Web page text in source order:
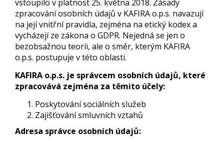
vstoupilo v platnost 25. května 2018. Zásady
zpracování osobních údajů v KAFIRA o.p.s. navazují
na její vnitřní pravidla, zejména na etický kodex a
vycházejí ze zákona o GDPR. Nejedná se jen o
bezobsažnou teorii, ale o směr, kterým KAFIRA
o.p.s. postupuje v této oblasti.
KAFIRA o.p.s. je správcem osobních údajů, které
zpracovává zejména za těmito účely:
Poskytování sociálních služeb
Zajišťování smluvních vztahů
Adresa správce osobních údajů: